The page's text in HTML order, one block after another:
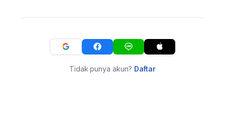
Tidak punya akun? Daftar